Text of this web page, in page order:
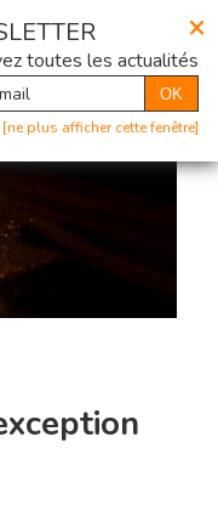
×
toutes les actualités
OK
[ne plus afficher cette fenêtre]
@ Newsletter